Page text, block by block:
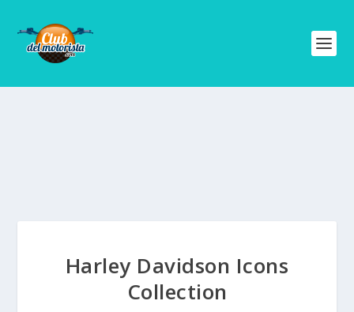
Harley Davidson Icons
Collection